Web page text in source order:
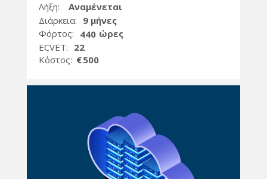
Λήξη:
Αναμένεται
Διάρκεια: 9 μήνες
Φόρτος: 440 ώρες
ECVET: 22
Kόστος: €500